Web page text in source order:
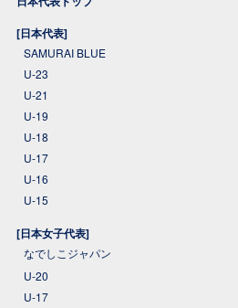
[日本代表]
SAMURAI BLUE
U-23
U-21
U-19
U-18
U-17
U-16
U-15
[日本女子代表]
なでしこジャパン
U-20
U-17